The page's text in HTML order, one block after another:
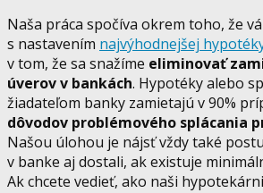
Naša práca spočíva okrem toho, že
s nastavením najvýhodnejšej
v tom, že sa snažíme eliminovať
úverov v bankách. Hypotéky alebo
žiadateľom banky zamietajú v 90%
dôvodov problémového splácania
Našou úlohou je nájsť vždy také
v banke aj dostali, ak existuje
Ak chcete vedieť, ako naši